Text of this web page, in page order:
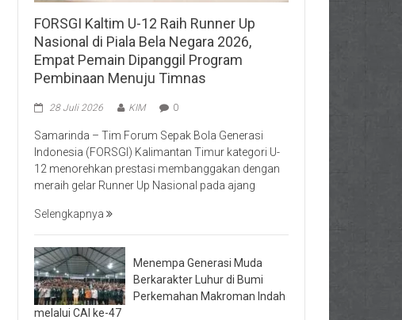
FORSGI Kaltim U-12 Raih Runner Up
Nasional di Piala Bela Negara 2026,
Empat Pemain Dipanggil Program
Pembinaan Menuju Timnas
28 Juli 2026 KIM 0
Samarinda – Tim Forum Sepak Bola Generasi
Indonesia (FORSGI) Kalimantan Timur kategori U-
12 menorehkan prestasi membanggakan dengan
meraih gelar Runner Up Nasional pada ajang
Selengkapnya
Menempa Generasi Muda
Berkarakter Luhur di Bumi
Perkemahan Makroman Indah
melalui CAI ke-47